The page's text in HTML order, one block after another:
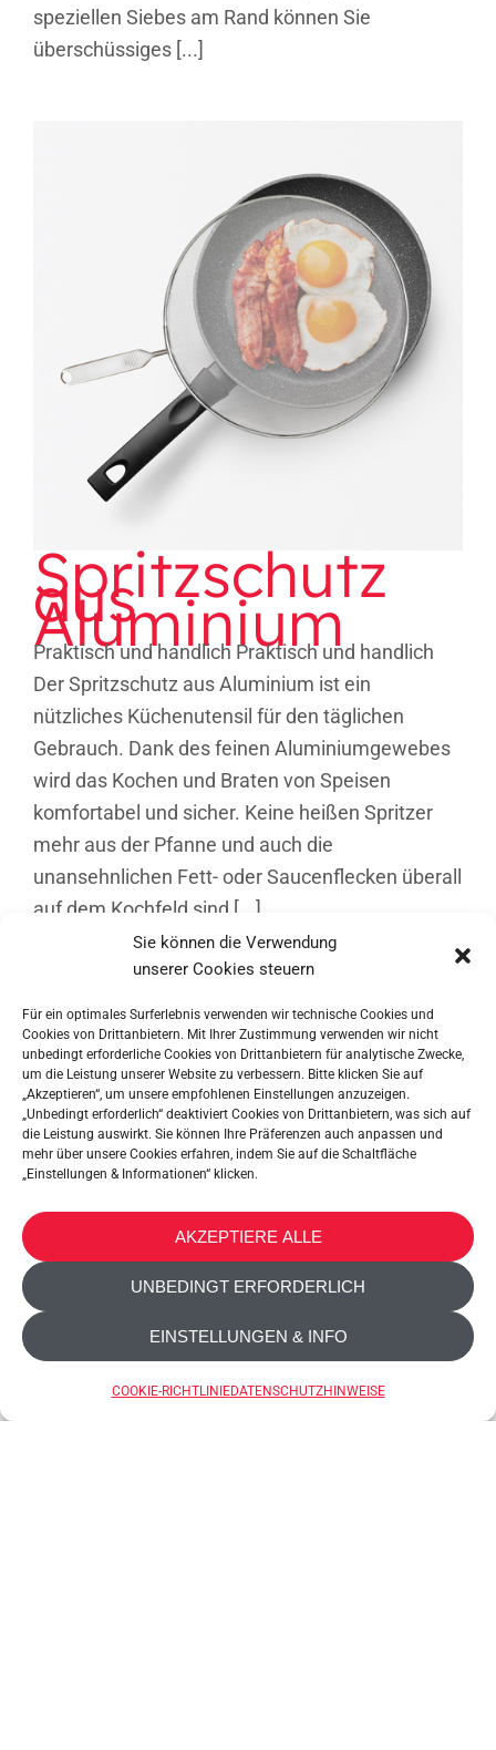
Sie können die Verwendung
unserer Cookies steuern
Für ein optimales Surferlebnis verwenden wir technische Cookies und
Cookies von Drittanbietern. Mit Ihrer Zustimmung verwenden wir nicht
unbedingt erforderliche Cookies von Drittanbietern für analytische Zwecke,
um die Leistung unserer Website zu verbessern. Bitte klicken Sie auf
„Akzeptieren“, um unsere empfohlenen Einstellungen anzuzeigen.
„Unbedingt erforderlich“ deaktiviert Cookies von Drittanbietern, was sich auf
die Leistung auswirkt. Sie können Ihre Präferenzen auch anpassen und
mehr über unsere Cookies erfahren, indem Sie auf die Schaltfläche
„Einstellungen & Informationen“ klicken.
AKZEPTIERE ALLE
UNBEDINGT ERFORDERLICH
EINSTELLUNGEN & INFO
COOKIE-RICHTLINIEDATENSCHUTZHINWEISE
speziellen Siebes am Rand können Sie
überschüssiges [...]
Spritzschutz aus Aluminium
Spritzschutz
aus
Aluminium
Praktisch und handlich Praktisch und handlich
Der Spritzschutz aus Aluminium ist ein
nützliches Küchenutensil für den täglichen
Gebrauch. Dank des feinen Aluminiumgewebes
wird das Kochen und Braten von Speisen
komfortabel und sicher. Keine heißen Spritzer
mehr aus der Pfanne und auch die
unansehnlichen Fett- oder Saucenflecken überall
auf dem Kochfeld sind [...]